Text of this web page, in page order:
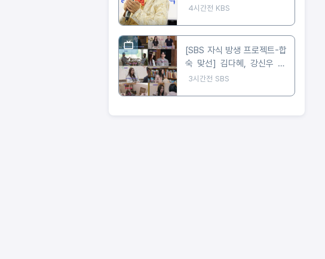
빚어낸 트로트 가수의 꿈
4시간전 KBS
[SBS 자식 방생 프로젝트-합
숙 맞선] 김다혜, 강신우 母
앞 눈물! “제 마음은 이미 정
3시간전 SBS